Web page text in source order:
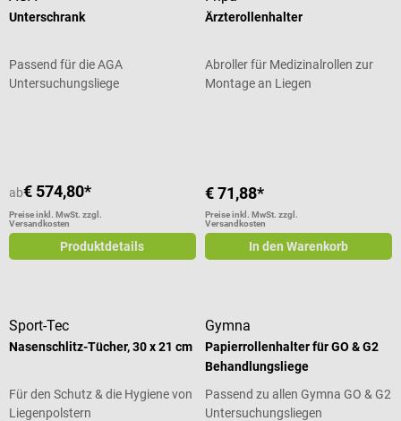
Unterschrank
Passend für die AGA
Untersuchungsliege
ab€ 574,80*
Preise inkl. MwSt. zzgl.
Versandkosten
Produktdetails
Ärzterollenhalter
Abroller für Medizinalrollen zur
Montage an Liegen
€ 71,88*
Preise inkl. MwSt. zzgl.
Versandkosten
In den Warenkorb
Sport-Tec
Nasenschlitz-Tücher, 30 x 21 cm
Für den Schutz & die Hygiene von
Liegenpolstern
Gymna
Papierrollenhalter für GO & G2
Behandlungsliege
Passend zu allen Gymna GO & G2
Untersuchungsliegen